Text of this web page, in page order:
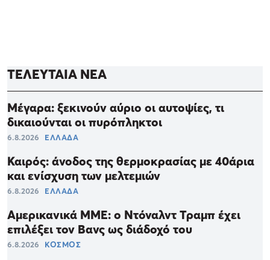
ΤΕΛΕΥΤΑΙΑ ΝΕΑ
Μέγαρα: ξεκινούν αύριο οι αυτοψίες, τι
δικαιούνται οι πυρόπληκτοι
6.8.2026 ΕΛΛΑΔΑ
Καιρός: άνοδος της θερμοκρασίας με 40άρια
και ενίσχυση των μελτεμιών
6.8.2026 ΕΛΛΑΔΑ
Αμερικανικά ΜΜΕ: ο Ντόναλντ Τραμπ έχει
επιλέξει τον Βανς ως διάδοχό του
6.8.2026 ΚΟΣΜΟΣ